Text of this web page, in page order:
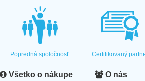
Popredná spoločnosť Certifikovaný
Všetko o nákupe O nás